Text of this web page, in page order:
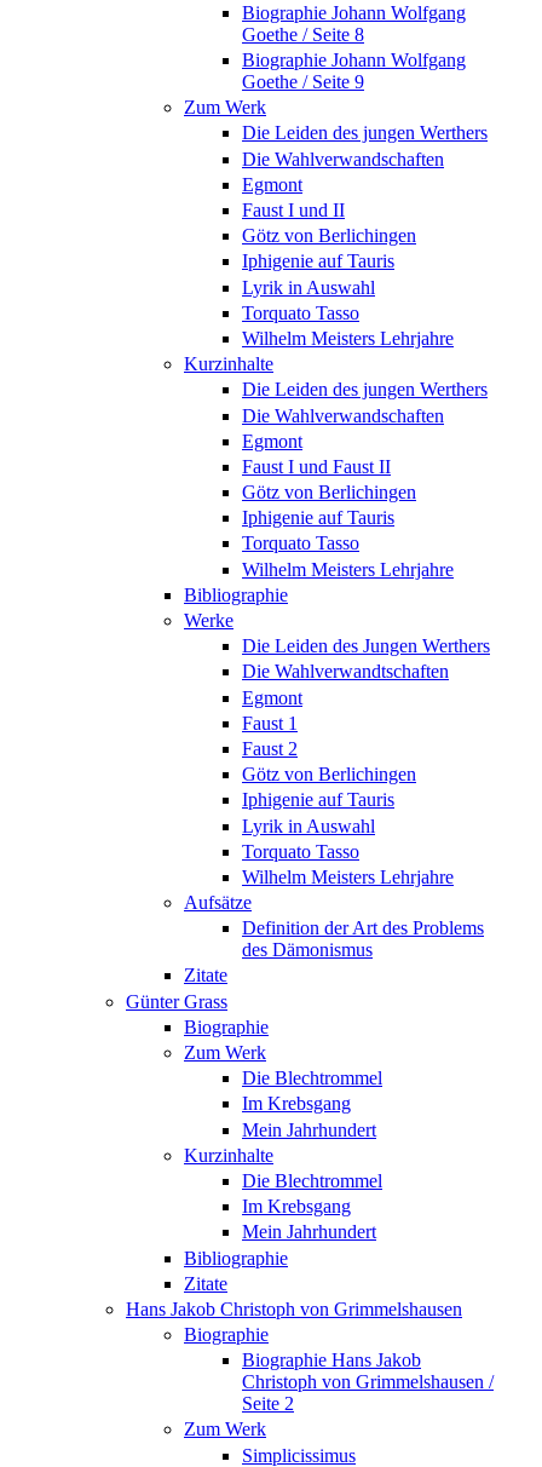
Biographie Johann Wolfgang
Goethe / Seite 8
Biographie Johann Wolfgang
Goethe / Seite 9
Zum Werk
Die Leiden des jungen Werthers
Die Wahlverwandschaften
Egmont
Faust I und II
Götz von Berlichingen
Iphigenie auf Tauris
Lyrik in Auswahl
Torquato Tasso
Wilhelm Meisters Lehrjahre
Kurzinhalte
Die Leiden des jungen Werthers
Die Wahlverwandschaften
Egmont
Faust I und Faust II
Götz von Berlichingen
Iphigenie auf Tauris
Torquato Tasso
Wilhelm Meisters Lehrjahre
Bibliographie
Werke
Die Leiden des Jungen Werthers
Die Wahlverwandtschaften
Egmont
Faust 1
Faust 2
Götz von Berlichingen
Iphigenie auf Tauris
Lyrik in Auswahl
Torquato Tasso
Wilhelm Meisters Lehrjahre
Aufsätze
Definition der Art des Problems
des Dämonismus
Zitate
Günter Grass
Biographie
Zum Werk
Die Blechtrommel
Im Krebsgang
Mein Jahrhundert
Kurzinhalte
Die Blechtrommel
Im Krebsgang
Mein Jahrhundert
Bibliographie
Zitate
Hans Jakob Christoph von Grimmelshausen
Biographie
Biographie Hans Jakob
Christoph von Grimmelshausen /
Seite 2
Zum Werk
Simplicissimus